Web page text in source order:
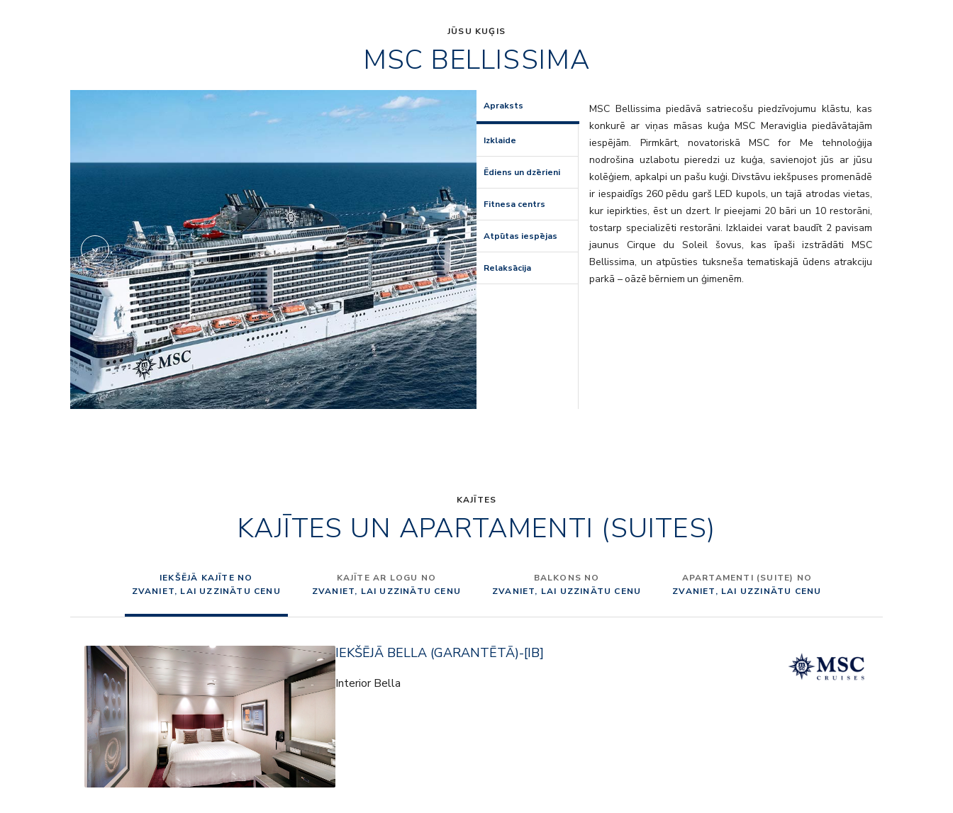
JŪSU KUĢIS
MSC BELLISSIMA
london-theatre Apraksts
Izklaide
Ēdiens un dzērieni
Fitnesa centrs
Atpūtas iespējas
Relaksācija
MSC Bellissima piedāvā satriecošu piedzīvojumu klāstu, kas
konkurē ar viņas māsas kuģa MSC Meraviglia piedāvātajām
iespējām. Pirmkārt, novatoriskā MSC for Me tehnoloģija
nodrošina uzlabotu pieredzi uz kuģa, savienojot jūs ar jūsu
kolēģiem, apkalpi un pašu kuģi. Divstāvu iekšpuses promenādē
ir iespaidīgs 260 pēdu garš LED kupols, un tajā atrodas vietas,
kur iepirkties, ēst un dzert. Ir pieejami 20 bāri un 10 restorāni,
tostarp specializēti restorāni. Izklaidei varat baudīt 2 pavisam
jaunus Cirque du Soleil šovus, kas īpaši izstrādāti MSC
Bellissima, un atpūsties tuksneša tematiskajā ūdens atrakciju
parkā – oāzē bērniem un ģimenēm.
KAJĪTES
KAJĪTES UN APARTAMENTI (SUITES)
IEKŠĒJĀ KAJĪTE NO
ZVANIET, LAI UZZINĀTU CENU
KAJĪTE AR LOGU NO
ZVANIET, LAI UZZINĀTU CENU
BALKONS NO
ZVANIET, LAI UZZINĀTU CENU
APARTAMENTI (SUITE) NO
ZVANIET, LAI UZZINĀTU CENU
IEKŠĒJĀ BELLA (GARANTĒTĀ)-[IB]
Interior Bella